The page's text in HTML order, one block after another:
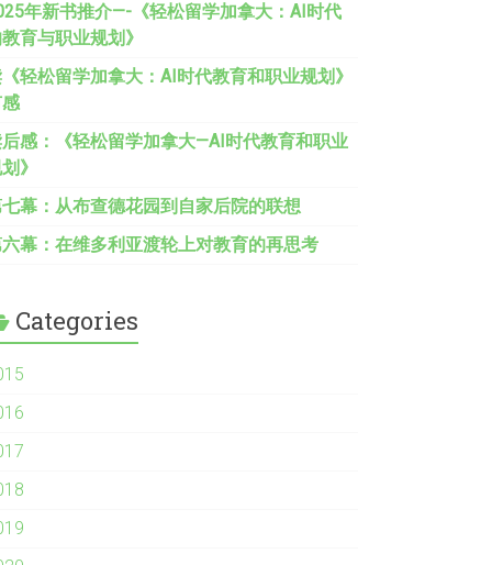
年新书推介—- 《轻松留学加拿大：AI时代
育与职业规划》
轻松留学加拿大：AI时代教育和职业规划》
感：《轻松留学加拿大—AI时代教育和职业
》
七幕 ：从布查德花园到自家后院的联想
幕：在维多利亚渡轮上对教育的再思考
Categories